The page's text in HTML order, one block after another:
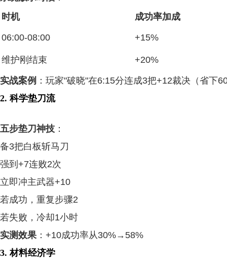
时机
成功率加成
06:00-08:00 +15%
维护刚结束 +20%
实战案例 ：玩家"破晓"在6:15分连成3把+12裁决（省下
2. 科学垫刀流
五步垫刀神技 ：
备3把白板斩马刀
强到+7连败2次
立即冲主武器+10
若成功，重复步骤2
若失败，冷却1小时
实测效果：+10成功率从30%→58%
3. 材料经济学